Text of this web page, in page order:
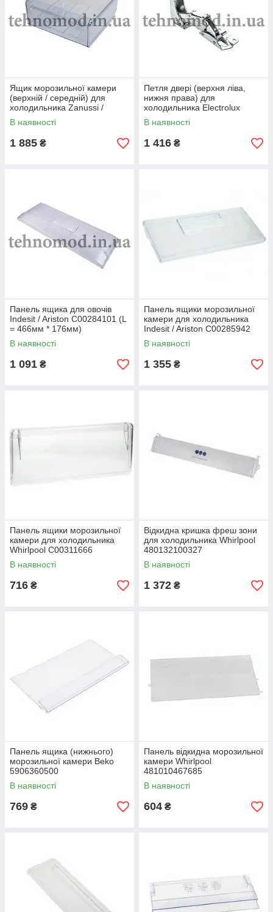
Ящик морозильної камери
(верхній / середній) для
холодильника Zanussi /
Electrolux 2247137132
В наявності
1 885 ₴
Петля двері (верхня ліва,
нижня права) для
холодильника Electrolux
2211257015
В наявності
1 416 ₴
Панель ящика для овочів
Indesit / Ariston C00284101 (L
= 466мм * 176мм)
В наявності
1 091 ₴
Панель ящики морозильної
камери для холодильника
Indesit / Ariston C00285942
(482000031706, L = 430mm *
240mm)
В наявності
1 355 ₴
Панель ящики морозильної
камери для холодильника
Whirlpool C00311666
(481241848689, L = 435mm *
185mm)
В наявності
716 ₴
Відкидна кришка фреш зони
для холодильника Whirlpool
480132100327
В наявності
1 372 ₴
Панель ящика (нижнього)
морозильної камери Beko
5906360500
В наявності
769 ₴
Панель відкидна морозильної
камери Whirlpool
481010467685
(480132102562)
В наявності
604 ₴